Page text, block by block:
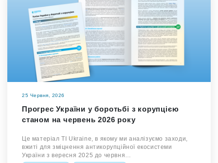
25 Червня, 2026
Прогрес України у боротьбі з корупцією
станом на червень 2026 року
Це матеріал TI Ukraine, в якому ми аналізуємо заходи,
вжиті для зміцнення антикорупційної екосистеми
України з вересня 2025 до червня…